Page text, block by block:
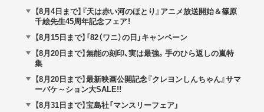
【8月4日まで】『天は赤い河のほとり』アニメ放送開始＆篠原
千絵先生45周年記念フェア！
【8月15日まで】「82（ワニ）の日」キャンペーン
【8月20日まで】無能の刻印、実は最強。手のひら返しの嵐特
集
【8月20日まで】最新映画公開記念『クレヨンしんちゃん』サマ
ーバケ～ション大SALE!!
【8月31日まで】宝島社「マンスリーフェア」